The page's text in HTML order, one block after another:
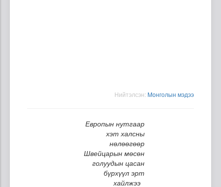
Нийтэлсэн: Moнголын мэдээ
Европын нутгаар
хэт халсны
нөлөөгөөр
Швейцарын мөсөн
голуудын цасан
бүрхүүл эрт
хайлжээ